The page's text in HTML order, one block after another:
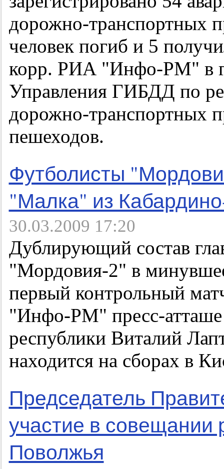
дорожно-транспортных
человек погиб и 5
корр. РИА "Инфо-РМ" в
Управления ГИБДД по
дорожно-транспортных
пешеходов.
Футболисты
"Малка" из
30.03.2009 17:20
Дублирующий состав
"Мордовия-2" в
первый контрольный
"Инфо-РМ" пресс-атташе
республики Виталий
находится на сборах в
Председатель
участие в совещании
Поволжья